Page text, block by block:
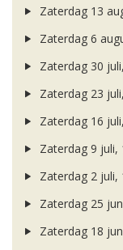
Zaterdag 13
Zaterdag 6
Zaterdag 30
Zaterdag 23
Zaterdag 16
Zaterdag 9 juli,
Zaterdag 2 juli,
Zaterdag 25
Zaterdag 18